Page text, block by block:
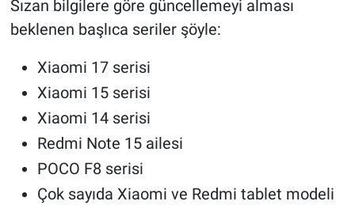
Sızan bilgilere göre güncellemeyi alması
beklenen başlıca seriler şöyle:
Xiaomi 17 serisi
Xiaomi 15 serisi
Xiaomi 14 serisi
Redmi Note 15 ailesi
POCO F8 serisi
Çok sayıda Xiaomi ve Redmi tablet modeli